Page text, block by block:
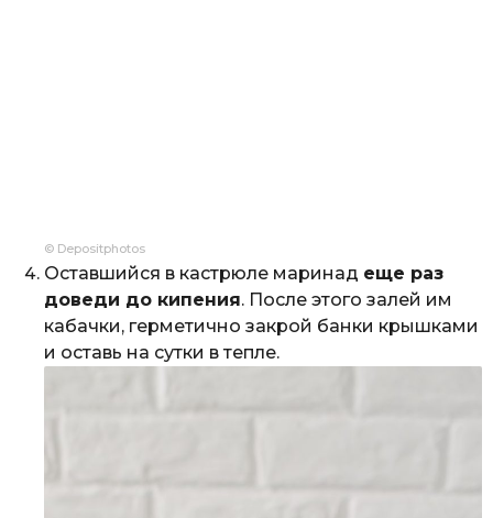
© Depositphotos
Оставшийся в кастрюле маринад еще раз
доведи до кипения. После этого залей им
кабачки, герметично закрой банки крышками
и оставь на сутки в тепле.